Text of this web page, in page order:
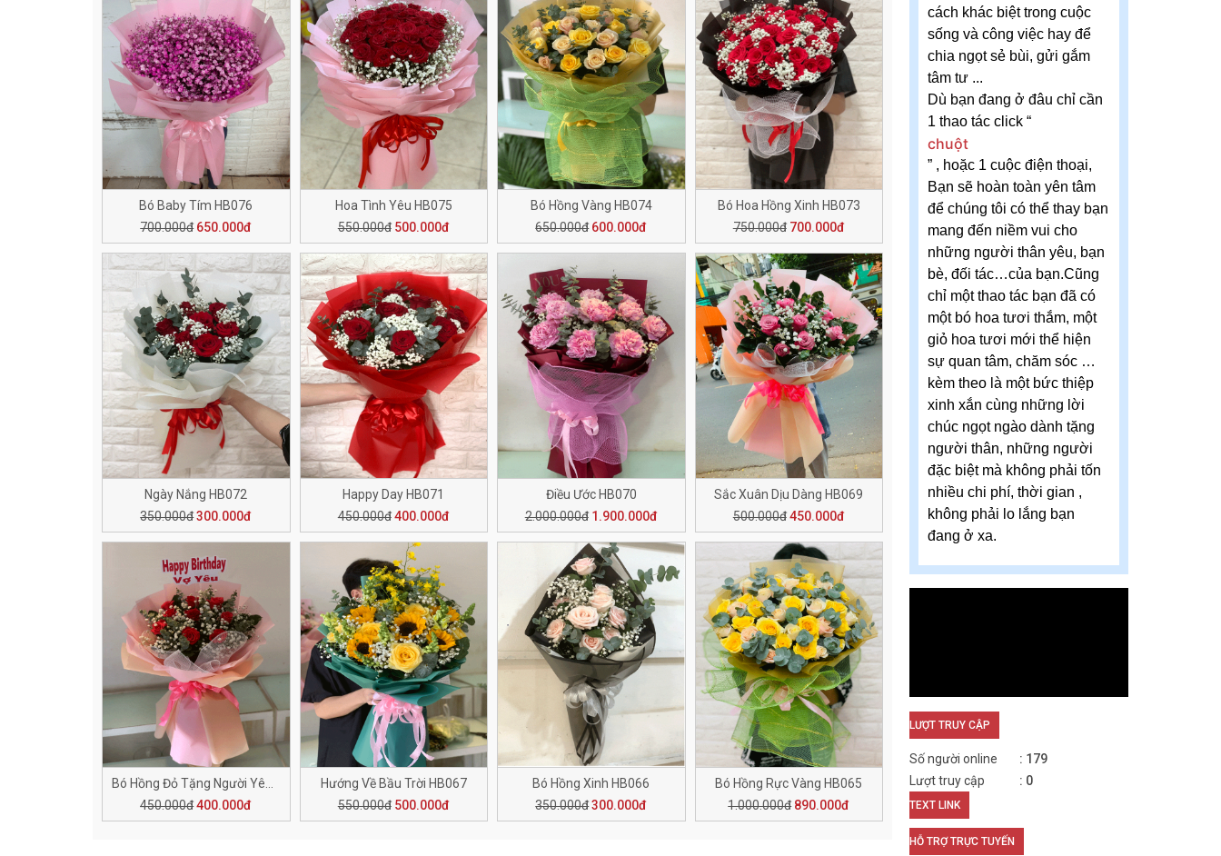
Bó Baby Tím HB076
700.000đ 650.000đ
Hoa Tình Yêu HB075
550.000đ 500.000đ
Bó Hồng Vàng HB074
650.000đ 600.000đ
Bó Hoa Hồng Xinh HB073
750.000đ 700.000đ
Ngày Nắng HB072
350.000đ300.000đ
Happy Day HB071
450.000đ 400.000đ
Điều Ước HB070
2.000.000đ 1.900.000đ
Sắc Xuân Dịu Dàng HB069
500.000đ 450.000đ
450.000đ400.000đ
Hướng Về Bầu Trời HB067
550.000đ 500.000đ
Bó Hồng Xinh HB066
350.000đ300.000đ
Bó Hồng Rực Vàng HB065
1.000.000đ 890.000đ
cách khác biệt trong cuộc
sống và công việc hay để
chia ngọt sẻ bùi, gửi gắm
tâm tư ...
Dù bạn đang ở đâu chỉ cần
1 thao tác click “
chuột
” , hoặc 1 cuộc điện thoại,
Bạn sẽ hoàn toàn yên tâm
để chúng tôi có thể thay bạn
mang đến niềm vui cho
những người thân yêu, bạn
bè, đối tác…của bạn.Cũng
chỉ một thao tác bạn đã có
một bó hoa tươi thắm, một
giỏ hoa tươi mới thể hiện
sự quan tâm, chăm sóc …
kèm theo là một bức thiệp
xinh xắn cùng những lời
chúc ngọt ngào dành tặng
người thân, những người
đặc biệt mà không phải tốn
nhiều chi phí, thời gian ,
không phải lo lắng bạn
đang ở xa.
LƯỢT TRUY CẬP
Số người online
179
Lượt truy cập
0
TEXT LINK
HỖ TRỢ TRỰC TUYẾN